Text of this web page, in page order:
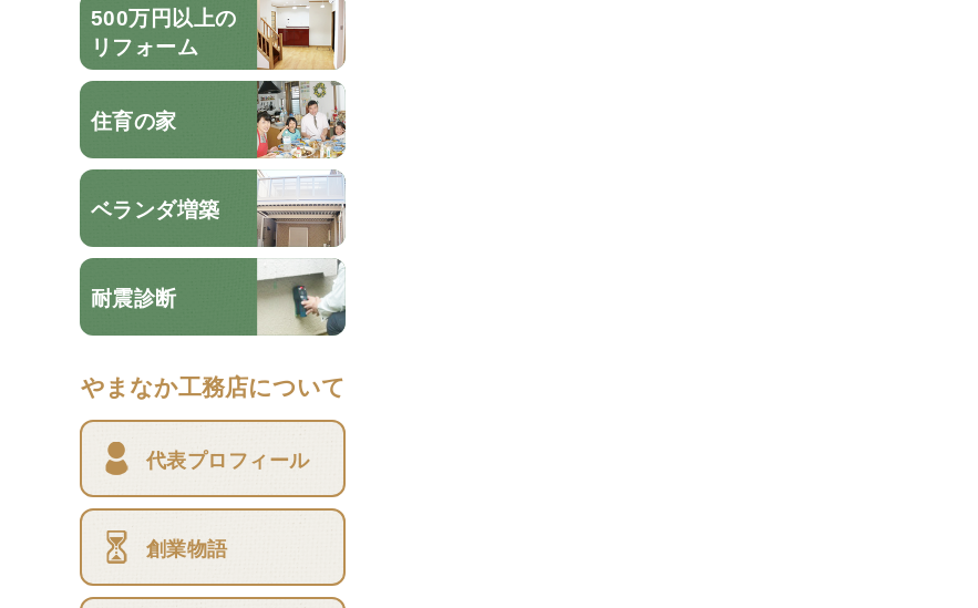
500万円以上の
リフォーム
住育の家
ベランダ増築
耐震診断
やまなか工務店について
代表プロフィール
創業物語